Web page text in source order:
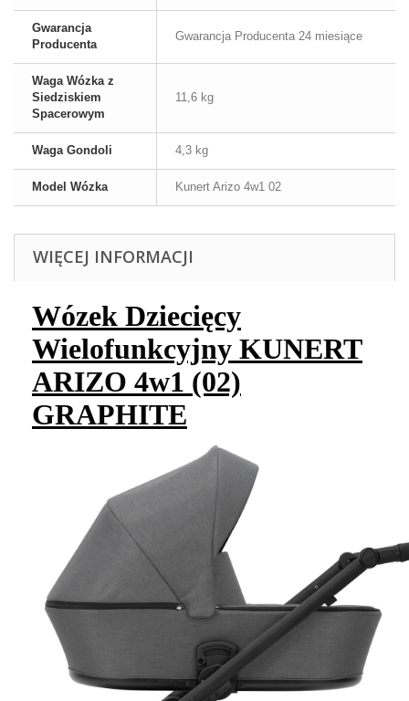
Gwarancja
Producenta
Gwarancja Producenta 24 miesiące
Waga Wózka z
Siedziskiem
Spacerowym
11,6 kg
Waga Gondoli 4,3 kg
Model Wózka Kunert Arizo 4w1 02
WIĘCEJ INFORMACJI
Wózek Dziecięcy
Wielofunkcyjny KUNERT
ARIZO 4w1 (02)
GRAPHITE